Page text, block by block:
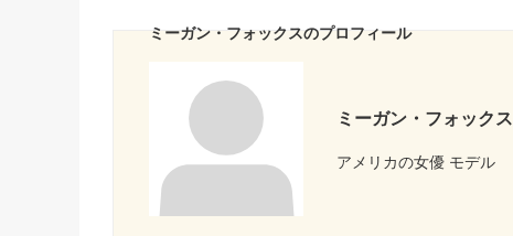
ミーガン・フォックスのプロフィール
ミーガン・フォックス
アメリカの女優 モデル